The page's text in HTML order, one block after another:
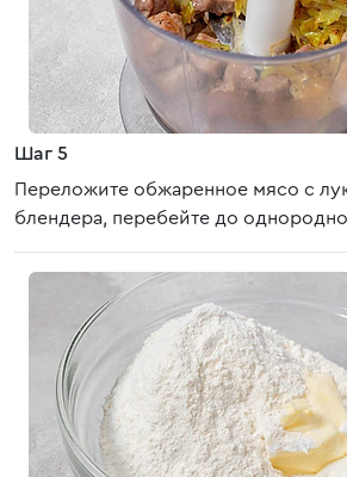
Шаг 5
Переложите обжаренное мясо с
блендера, перебейте до